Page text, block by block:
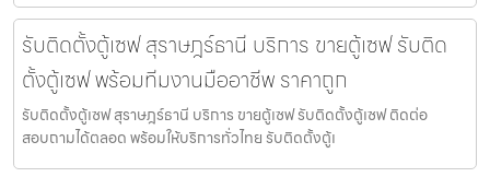
รับติดตั้งตู้เซฟ สุราษฎร์ธานี บริการ ขายตู้เซฟ รับติด
ตั้งตู้เซฟ พร้อมทีมงานมืออาชีพ ราคาถูก
รับติดตั้งตู้เซฟ สุราษฎร์ธานี บริการ ขายตู้เซฟ รับติดตั้งตู้เซฟ ติดต่อ
สอบถามได้ตลอด พร้อมให้บริการทั่วไทย รับติดตั้งตู้เ